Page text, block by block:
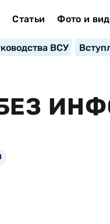
Статьи Фото и
ВСУ